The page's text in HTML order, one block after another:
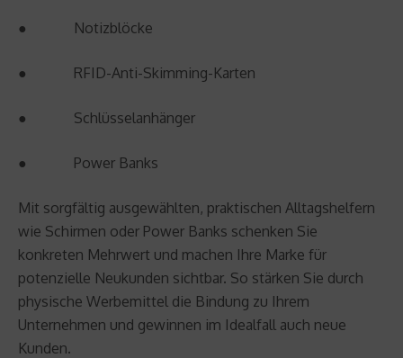
● Notizblöcke
● RFID-Anti-Skimming-Karten
● Schlüsselanhänger
● Power Banks
Mit sorgfältig ausgewählten, praktischen Alltagshelfern
wie Schirmen oder Power Banks schenken Sie
konkreten Mehrwert und machen Ihre Marke für
potenzielle Neukunden sichtbar. So stärken Sie durch
physische Werbemittel die Bindung zu Ihrem
Unternehmen und gewinnen im Idealfall auch neue
Kunden.